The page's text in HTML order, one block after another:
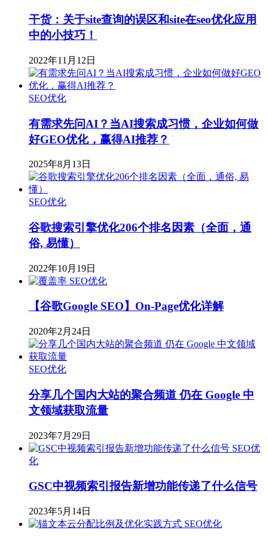
干货：关于site查询的误区和site在seo优化应用
中的小技巧！
2022年11月12日
SEO优化
有需求先问AI？当AI搜索成习惯，企业如何做
好GEO优化，赢得AI推荐？
2025年8月13日
SEO优化
​谷歌搜索引擎优化206个排名因素（全面，通
俗, 易懂）
2022年10月19日
SEO优化
【谷歌Google SEO】On-Page优化详解
2020年2月24日
SEO优化
分享几个国内大站的聚合频道 仍在 Google 中
文领域获取流量
2023年7月29日
SEO优
化
GSC中视频索引报告新增功能传递了什么信号
2023年5月14日
SEO优化